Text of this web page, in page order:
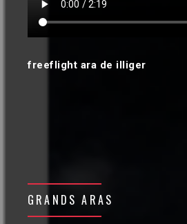
freeflight ara de illiger
GRANDS ARAS